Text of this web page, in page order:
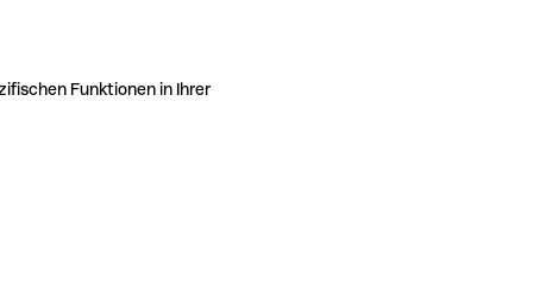
Funktionen in Ihrer